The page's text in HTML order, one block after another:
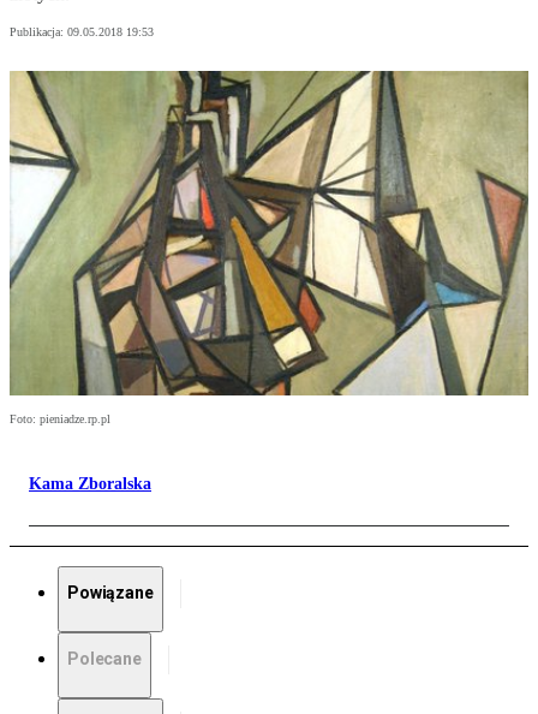
Publikacja: 09.05.2018 19:53
Foto: pieniadze.rp.pl
Kama Zboralska
Powiązane
Polecane